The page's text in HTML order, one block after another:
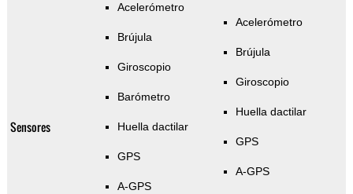
Sensores
Acelerómetro
Brújula
Giroscopio
Barómetro
Huella dactilar
GPS
A-GPS
Acelerómetro
Brújula
Giroscopio
Huella dactilar
GPS
A-GPS